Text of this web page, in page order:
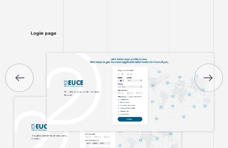
ПОСЛУГИ
КАР’ЄРА